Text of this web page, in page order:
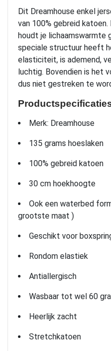
Dit Dreamhouse enkel
van 100% gebreid
houdt je lichaamswarmte
speciale structuur heeft
elasticiteit, is ademend,
luchtig. Bovendien is het
dus niet gestreken te
Merk: Dreamhouse
135 grams hoeslaken
100% gebreid katoen
30 cm hoekhoogte
Ook een waterbed
grootste maat )
Geschikt voor
Rondom elastiek
Antiallergisch
Wasbaar tot wel 60
Heerlijk zacht
Stretchkatoen